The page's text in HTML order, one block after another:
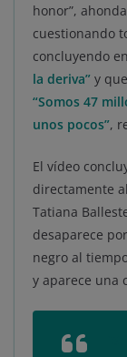
honor”,
cuestionando
concluyendo
la deriva” y que
“Somos 47
unos pocos”,
El vídeo
directamente
Tatiana
desaparece
negro al
y aparece una